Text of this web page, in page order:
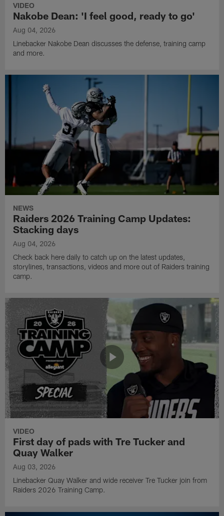
VIDEO
Nakobe Dean: 'I feel good, ready to go'
Aug 04, 2026
Linebacker Nakobe Dean discusses the defense, training camp
and more.
NEWS
Raiders 2026 Training Camp Updates:
Stacking days
Aug 04, 2026
Check back here daily to catch up on the latest updates,
storylines, transactions, videos and more out of Raiders training
camp.
VIDEO
First day of pads with Tre Tucker and
Quay Walker
Aug 03, 2026
Linebacker Quay Walker and wide receiver Tre Tucker join from
Raiders 2026 Training Camp.